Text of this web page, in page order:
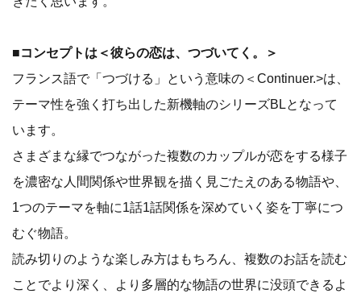
■コンセプトは＜彼らの恋は、つづいてく。＞
フランス語で「つづける」という意味の＜Continuer.>は、
テーマ性を強く打ち出した新機軸のシリーズBLとなって
います。
さまざまな縁でつながった複数のカップルが恋をする様子
を濃密な人間関係や世界観を描く見ごたえのある物語や、
1つのテーマを軸に1話1話関係を深めていく姿を丁寧につ
むぐ物語。
読み切りのような楽しみ方はもちろん、複数のお話を読む
ことでより深く、より多層的な物語の世界に没頭できるよ